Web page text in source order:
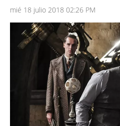
mié 18 julio 2018 02:26 PM